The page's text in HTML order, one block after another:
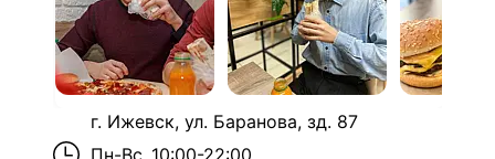
г. Ижевск, ул. Баранова, зд. 87
Пн-Вс 10:00-22:00